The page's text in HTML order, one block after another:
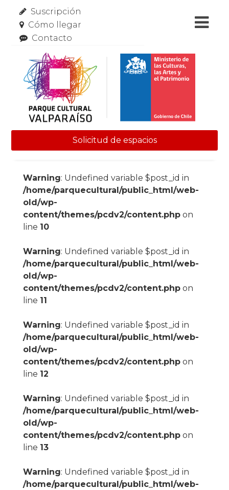
Suscripción
Cómo llegar
Contacto
Solicitud de espacios
Warning: Undefined variable $post_id in
/home/parquecultural/public_html/web-
old/wp-
content/themes/pcdv2/content.phpon
line 10
Warning: Undefined variable $post_id in
/home/parquecultural/public_html/web-
old/wp-
content/themes/pcdv2/content.phpon
line 11
Warning: Undefined variable $post_id in
/home/parquecultural/public_html/web-
old/wp-
content/themes/pcdv2/content.phpon
line 12
Warning: Undefined variable $post_id in
/home/parquecultural/public_html/web-
old/wp-
content/themes/pcdv2/content.phpon
line 13
Warning: Undefined variable $post_id in
/home/parquecultural/public_html/web-